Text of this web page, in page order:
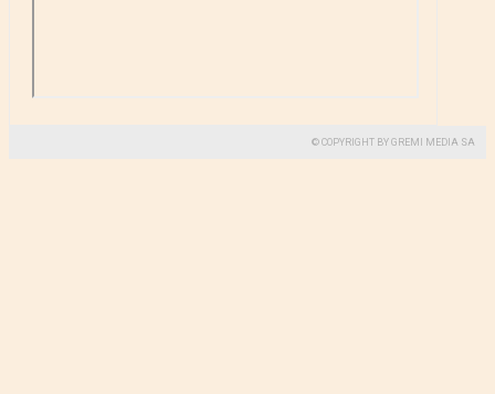
© COPYRIGHT BY GREMI MEDIA SA